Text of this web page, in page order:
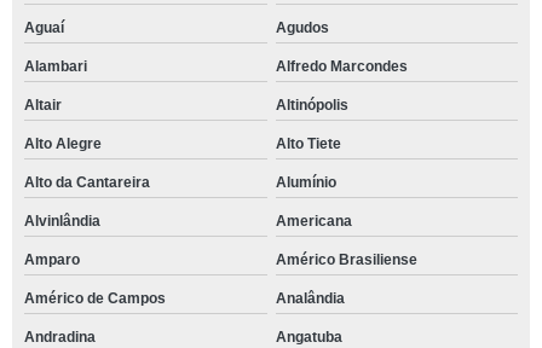
Aguaí Agudos
Alambari Alfredo Marcondes
Altair Altinópolis
Alto Alegre Alto Tiete
Alto da Cantareira Alumínio
Alvinlândia Americana
Amparo Américo Brasiliense
Américo de Campos Analândia
Andradina Angatuba